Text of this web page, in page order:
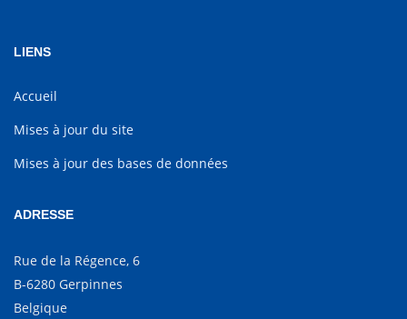
LIENS
Accueil
Mises à jour du site
Mises à jour des bases de données
ADRESSE
Rue de la Régence, 6
B-6280 Gerpinnes
Belgique